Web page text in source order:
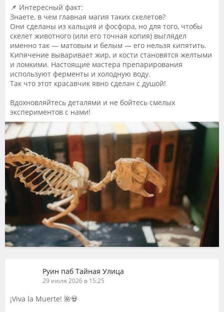
📌 Интересный факт:
Знаете, в чем главная магия таких скелетов?
Они сделаны из кальция и фосфора, но для того, чтобы
скелет животного (или его точная копия) выглядел
именно так — матовым и белым — его нельзя кипятить.
Кипячение вываривает жир, и кости становятся желтыми
и ломкими. Настоящие мастера препарирования
используют ферменты и холодную воду.
Так что этот красавчик явно сделан с душой!
Вдохновляйтесь деталями и не бойтесь смелых
экспериментов с нами!
Руин паб Тайная Улица
29 июля 2026 в 15:25
¡Viva la Muerte! 🌺💀